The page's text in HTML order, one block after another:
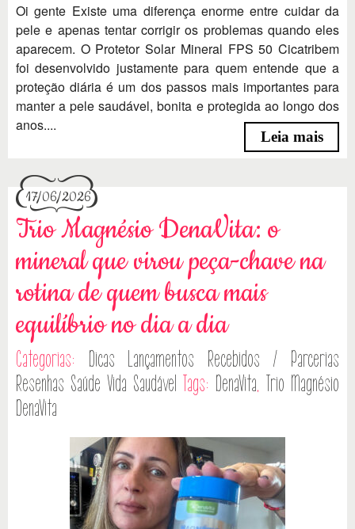
Oi gente Existe uma diferença enorme entre cuidar da
pele e apenas tentar corrigir os problemas quando eles
aparecem. O Protetor Solar Mineral FPS 50 Cicatribem
foi desenvolvido justamente para quem entende que a
proteção diária é um dos passos mais importantes para
manter a pele saudável, bonita e protegida ao longo dos
anos....
Leia mais
17/06/2026
Trio Magnésio DenaVita: o
mineral que virou peça-chave na
rotina de quem busca mais
equilíbrio no dia a dia
Categorias: Dicas Lançamentos
Recebidos / Parcerias
Resenhas Saúde Vida Saudável Tags: DenaVita, Trio Magnésio
DenaVita